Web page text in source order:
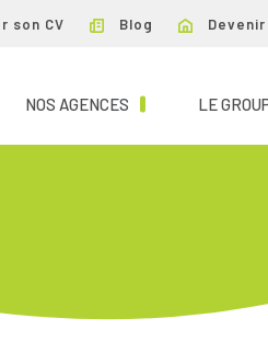
son CV Blog
NOS AGENCES (CURRENT)
LE